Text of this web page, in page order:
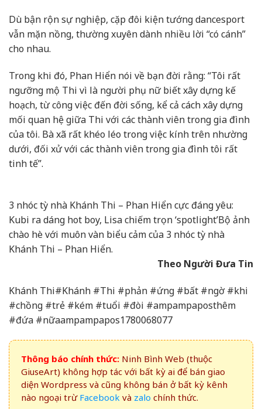
Dù bận rộn sự nghiệp, cặp đôi kiện tướng dancesport
vẫn mặn nồng, thường xuyên dành nhiều lời “có cánh”
cho nhau.
Trong khi đó, Phan Hiển nói về bạn đời rằng: “Tôi rất
ngưỡng mộ Thi vì là người phụ nữ biết xây dựng kế
hoạch, từ công việc đến đời sống, kể cả cách xây dựng
mối quan hệ giữa Thi với các thành viên trong gia đình
của tôi. Bà xã rất khéo léo trong việc kính trên nhường
dưới, đối xử với các thành viên trong gia đình tôi rất
tinh tế”.
3 nhóc tỳ nhà Khánh Thi – Phan Hiển cực đáng yêu:
Kubi ra dáng hot boy, Lisa chiếm trọn ‘spotlight’Bộ ảnh
chào hè với muôn vàn biểu cảm của 3 nhóc tỳ nhà
Khánh Thi – Phan Hiển.
Theo Người Đưa Tin
Khánh Thi#Khánh #Thi #phản #ứng #bất #ngờ #khi
#chồng #trẻ #kém #tuổi #đòi #ampampaposthêm
#đứa #nữaampampapos1780068077
Thông báo chính thức: Ninh Bình Web (thuộc
GiuseArt) không hợp tác với bất kỳ ai để bán giao
diện Wordpress và cũng không bán ở bất kỳ kênh
nào ngoại trừ Facebook và zalo chính thức.